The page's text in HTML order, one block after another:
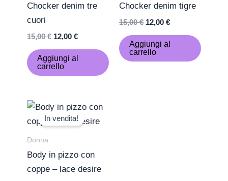
Chocker denim tre
cuori
15,00€ 12,00 €
Aggiungi al
carrello
Chocker denim tigre
15,00€ 12,00 €
Aggiungi al
carrello
In vendita!
Donna
Body in pizzo con
coppe – lace desire
Il
prezzo
originale
Il
prezzo
attuale